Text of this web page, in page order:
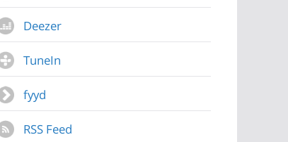
Deezer
TuneIn
fyyd
RSS Feed